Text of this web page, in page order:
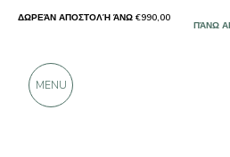
ΔΩΡΕΆΝ ΑΠΟΣΤΟΛΉ ΆΝΩ €990,00
MENU